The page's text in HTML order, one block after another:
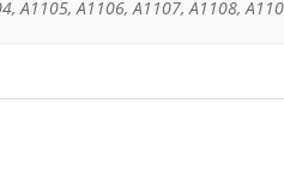
A1105, A1106, A1107, A1108,